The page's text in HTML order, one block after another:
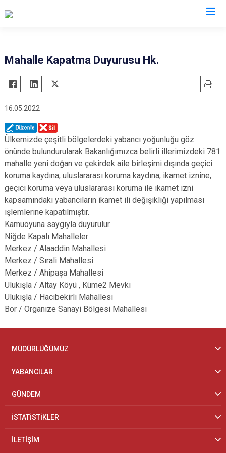
Mahalle Kapatma Duyurusu Hk.
16.05.2022
Ülkemizde çeşitli bölgelerdeki yabancı yoğunluğu göz
önünde bulundurularak Bakanlığımızca belirli illerimizdeki 781
mahalle yeni doğan ve çekirdek aile birleşimi dışında geçici
koruma kaydına, uluslararası koruma kaydına, ikamet iznine,
geçici koruma veya uluslararası koruma ile ikamet izni
kapsamındaki yabancıların ikamet ili değişikliği yapılması
işlemlerine kapatılmıştır.
Kamuoyuna saygıyla duyurulur.
Niğde Kapalı Mahalleler
Merkez / Alaaddin Mahallesi
Merkez / Sırali Mahallesi
Merkez / Ahipaşa Mahallesi
Ulukışla / Altay Köyü , Küme2 Mevki
Ulukışla / Hacıbekirli Mahallesi
Bor / Organize Sanayi Bölgesi Mahallesi
MÜDÜRLÜĞÜMÜZ
YABANCILAR
GÜNDEM
İSTATİSTİKLER
İLETİŞİM